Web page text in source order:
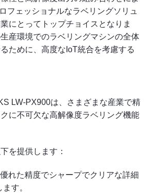
フェッショナルなラベリングソリュ
にとってトップチョイスとなりま
産環境でのラベリングマシンの全体
ために、高度なIoT統合を考慮する
LW-PX900は、さまざまな産業で精
に不可欠な高解像度ラベリング機能
を提供します：
れた精度でシャープでクリアな詳細
す。